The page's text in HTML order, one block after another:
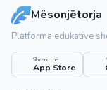
Mësonjëtorja
Platforma edukative
Shkarko në
App Store